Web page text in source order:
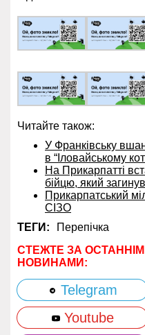
Читайте також:
У Франківську
в “Іловайському
На Прикарпатті
бійцю, який
Прикарпатський
СІЗО
ТЕГИ:
Перепічка
СТЕЖТЕ ЗА
НОВИНАМИ:
Telegram
Youtube